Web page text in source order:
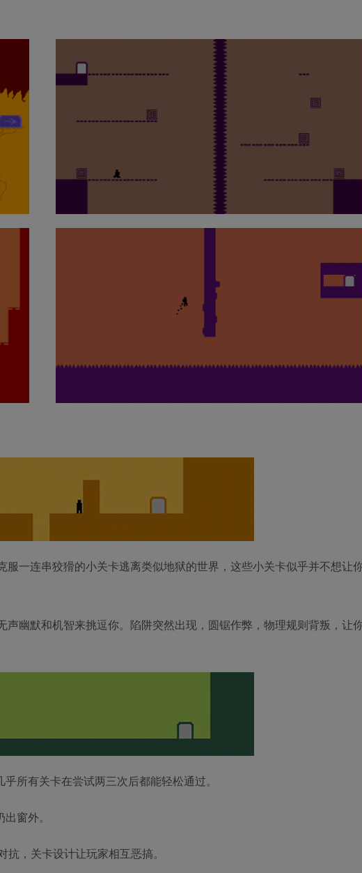
一连串狡猾的小关卡逃离类似地狱的世界，这些小关卡似乎并不想让
幽默和机智来挑逗你。陷阱突然出现，圆锯作弊，物理规则背叛，让
所有关卡在尝试两三次后都能轻松通过。
窗外。
，关卡设计让玩家相互恶搞。